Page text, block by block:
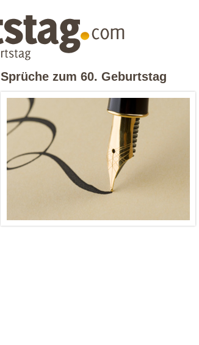
Sprüche zum 60. Geburtstag